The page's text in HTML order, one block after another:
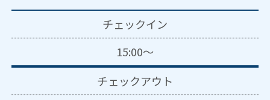
チェックイン
15:00～
チェックアウト